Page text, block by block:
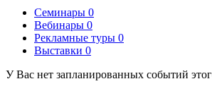
Семинары 0
Вебинары 0
Рекламные туры 0
Выставки 0
У Вас нет запланированных событий